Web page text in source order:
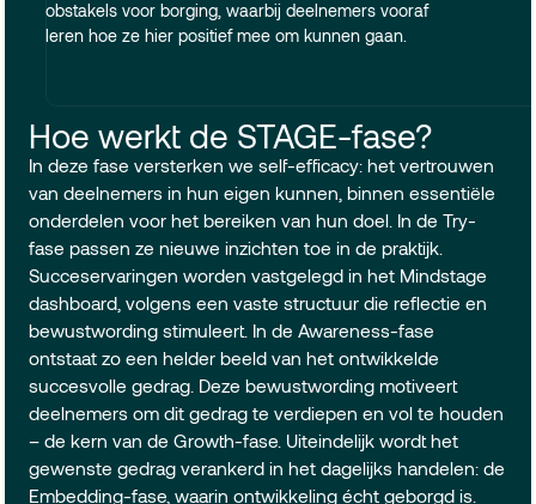
obstakels voor borging, waarbij deelnemers vooraf
leren hoe ze hier positief mee om kunnen gaan.
Hoe werkt de STAGE-fase?
In deze fase versterken we self-efficacy: het vertrouwen
van deelnemers in hun eigen kunnen, binnen essentiële
onderdelen voor het bereiken van hun doel. In de Try-
fase passen ze nieuwe inzichten toe in de praktijk.
Succeservaringen worden vastgelegd in het Mindstage
dashboard, volgens een vaste structuur die reflectie en
bewustwording stimuleert. In de Awareness-fase
ontstaat zo een helder beeld van het ontwikkelde
succesvolle gedrag. Deze bewustwording motiveert
deelnemers om dit gedrag te verdiepen en vol te houden
– de kern van de Growth-fase. Uiteindelijk wordt het
gewenste gedrag verankerd in het dagelijks handelen: de
Embedding-fase, waarin ontwikkeling écht geborgd is.